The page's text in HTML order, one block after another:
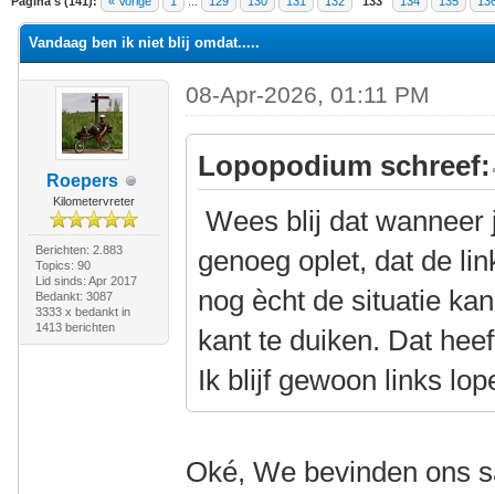
Vandaag ben ik niet blij omdat.....
Roepers
Kilometervreter
Berichten: 2.883
Topics: 90
Lid sinds: Apr 2017
Bedankt: 3087
3333 x bedankt in
1413 berichten
08-Apr-2026, 01:11 PM
Lopopodium schreef:
Wees blij dat
genoeg oplet, dat de
nog ècht de situatie
kant te duiken. Dat
Ik blijf gewoon links
Oké, We bevinden ons